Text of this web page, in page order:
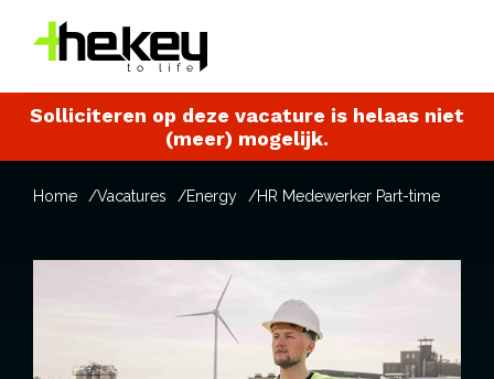
Solliciteren op deze vacature is helaas niet
(meer) mogelijk.
Home Vacatures Energy HR Medewerker Part-time